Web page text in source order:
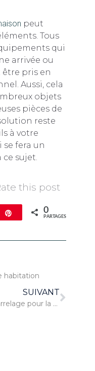
peut
Tous
qui
arrivée ou
être pris en
Aussi, cela
objets
pièces de
reste
à votre
fera un
sujet.
this post
Épingle 0
PARTAGES
habitation
SUIVANT
Comment choisir un bon carrelage pour la salle de bain ?